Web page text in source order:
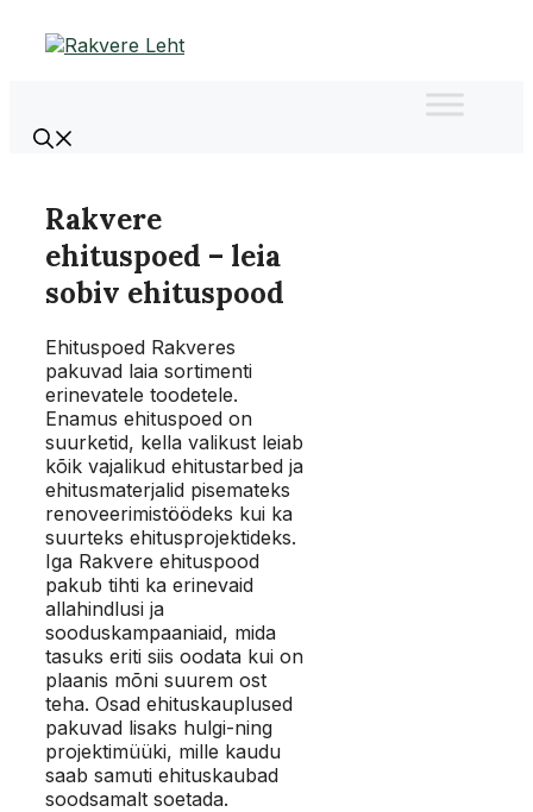
Rakvere
ehituspoed – leia
sobiv ehituspood
Ehituspoed Rakveres
pakuvad laia sortimenti
erinevatele toodetele.
Enamus ehituspoed on
suurketid, kella valikust leiab
kõik vajalikud ehitustarbed ja
ehitusmaterjalid pisemateks
renoveerimistöödeks kui ka
suurteks ehitusprojektideks.
Iga Rakvere ehituspood
pakub tihti ka erinevaid
allahindlusi ja
sooduskampaaniaid, mida
tasuks eriti siis oodata kui on
plaanis mõni suurem ost
teha. Osad ehituskauplused
pakuvad lisaks hulgi-ning
projektimüüki, mille kaudu
saab samuti ehituskaubad
soodsamalt soetada.